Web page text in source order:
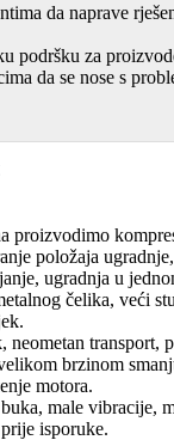
da naprave
podršku za
da se nose s
proizvodimo
položaja
ugradnja u
čelika, veći
transport,
brzinom
motora.
male vibracije,
isporuke.